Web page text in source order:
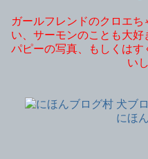
ガールフレンドのクロエ
い、サーモンのことも大
パピーの写真、もしくは
い
にほ